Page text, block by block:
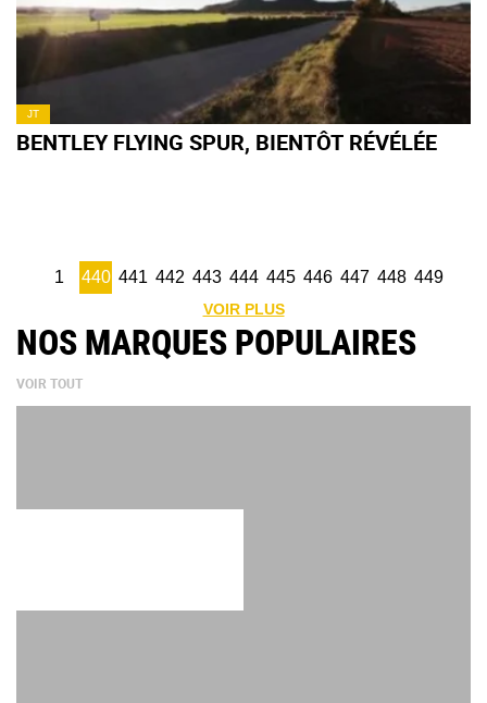
JT
BENTLEY FLYING SPUR, BIENTÔT RÉVÉLÉE
1 440 441 442 443 444 445 446 447 448 449
VOIR PLUS
NOS MARQUES POPULAIRES
VOIR TOUT